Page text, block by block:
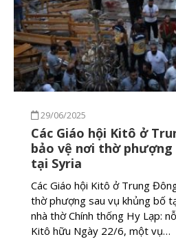
29/06/2025
Các Giáo hội Kitô ở
bảo vệ nơi thờ phượng
tại Syria
Các Giáo hội Kitô ở Trung
thờ phượng sau vụ khủng bố
nhà thờ Chính thống Hy Lạp:
Kitô hữu Ngày 22/6, một vụ…